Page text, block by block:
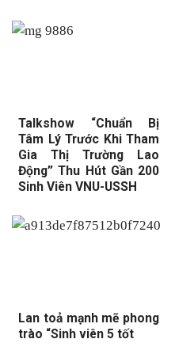
Talkshow “Chuẩn Bị
Tâm Lý Trước Khi Tham
Gia Thị Trường Lao
Động” Thu Hút Gần 200
Sinh Viên VNU-USSH
Lan toả mạnh mẽ phong
trào “Sinh viên 5 tốt